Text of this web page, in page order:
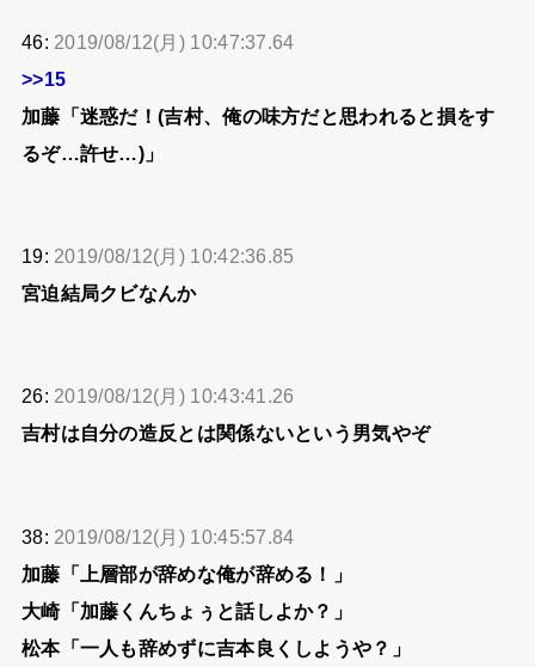
46: 2019/08/12(月) 10:47:37.64
>>15
加藤「迷惑だ！(吉村、俺の味方だと思われると損をす
るぞ…許せ…)」
19: 2019/08/12(月) 10:42:36.85
宮迫結局クビなんか
26: 2019/08/12(月) 10:43:41.26
吉村は自分の造反とは関係ないという男気やぞ
38: 2019/08/12(月) 10:45:57.84
加藤「上層部が辞めな俺が辞める！」
大崎「加藤くんちょぅと話しよか？」
松本「一人も辞めずに吉本良くしようや？」